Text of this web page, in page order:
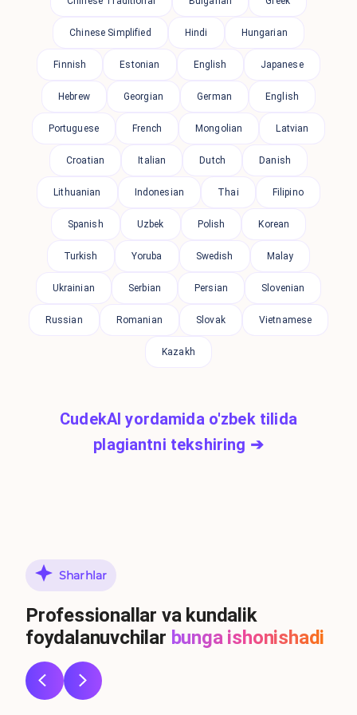
Chinese Simplified Hindi Hungarian
Finnish Estonian English Japanese
Hebrew Georgian German English
Portuguese French Mongolian Latvian
Croatian Italian Dutch Danish
Lithuanian Indonesian Thai Filipino
Spanish Uzbek Polish Korean
Turkish Yoruba Swedish Malay
Ukrainian Serbian Persian Slovenian
Russian Romanian Slovak Vietnamese
Kazakh
CudekAI yordamida o'zbek tilida
plagiantni tekshiring ➔
Sharhlar
Professionallar va kundalik
foydalanuvchilar bunga ishonishadi